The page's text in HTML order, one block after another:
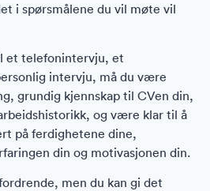
i spørsmålene du vil møte vil
et telefonintervju, et
intervju, må du være
grundig kjennskap til CVen din,
og være klar til å
på ferdighetene dine,
din og motivasjonen din.
men du kan gi det